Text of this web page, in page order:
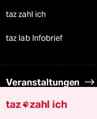
taz zahl ich
taz lab Infobrief
Veranstaltungen
taz zahl ich